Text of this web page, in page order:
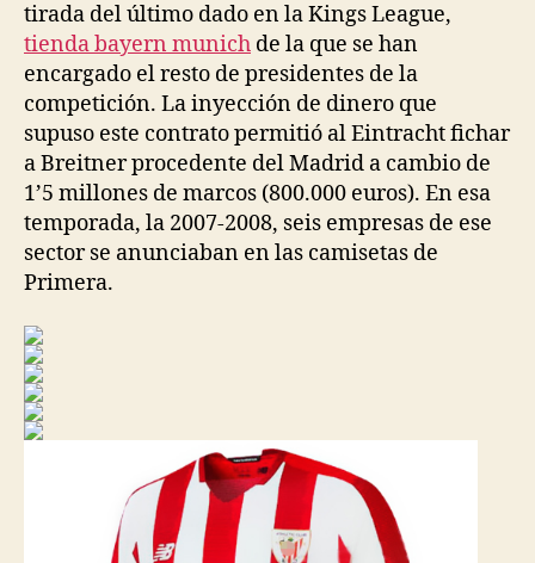
tirada del último dado en la Kings League,
tienda bayern munich de la que se han
encargado el resto de presidentes de la
competición. La inyección de dinero que
supuso este contrato permitió al Eintracht fichar
a Breitner procedente del Madrid a cambio de
1’5 millones de marcos (800.000 euros). En esa
temporada, la 2007-2008, seis empresas de ese
sector se anunciaban en las camisetas de
Primera.